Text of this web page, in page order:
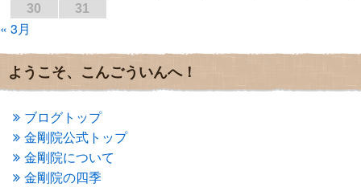
2016年10月(1)
2016年9月
2016年6月
(2)
2016年5月(3)
2016年4月
(4)
2016年3月(4)
2016年2月(5)
2016年1月(3)
2015年12月(6)
30
31
« 3月
ようこそ、こんごういんへ！
ブログトップ
金剛院公式トップ
金剛院について
金剛院の四季